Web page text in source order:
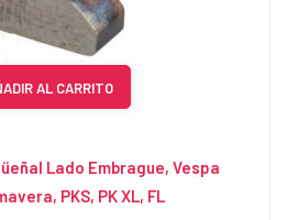
AL CARRITO
Lado Embrague, Vespa
PKS, PK XL, FL